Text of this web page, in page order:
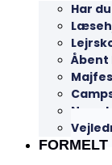
Har
Åbent
Nye
FORMELT